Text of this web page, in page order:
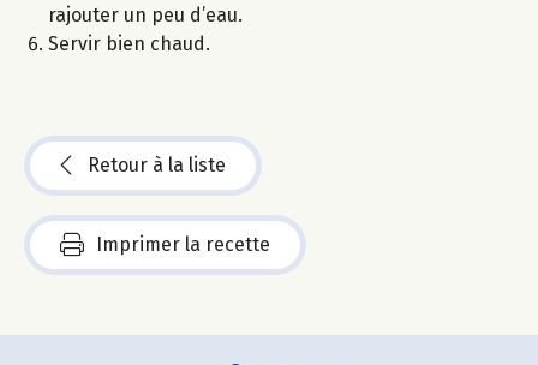
rajouter un peu d’eau.
Servir bien chaud.
Retour à la liste
Imprimer la recette